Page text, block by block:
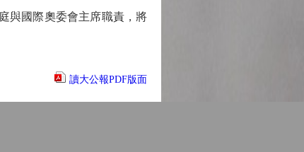
與國際奧委會主席職責，將
讀大公報PDF版面